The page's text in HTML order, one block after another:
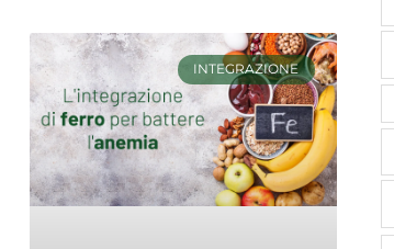
INTEGRAZIONE